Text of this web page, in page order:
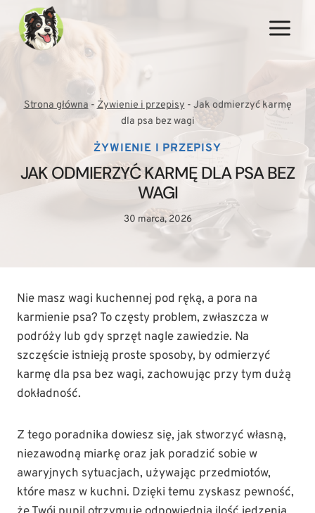
Przejdź
treści
Strona główna-Żywienie i przepisy- Jak odmierzyć karmę
dla psa bez wagi
ŻYWIENIE I PRZEPISY
JAK ODMIERZYĆ KARMĘ DLA PSA BEZ
WAGI
30 marca, 2026
Nie masz wagi kuchennej pod ręką, a pora na
karmienie psa? To częsty problem, zwłaszcza w
podróży lub gdy sprzęt nagle zawiedzie. Na
szczęście istnieją proste sposoby, by odmierzyć
karmę dla psa bez wagi, zachowując przy tym dużą
dokładność.
Z tego poradnika dowiesz się, jak stworzyć własną,
niezawodną miarkę oraz jak poradzić sobie w
awaryjnych sytuacjach, używając przedmiotów,
które masz w kuchni. Dzięki temu zyskasz pewność,